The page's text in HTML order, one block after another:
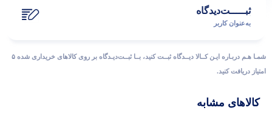
ثبـــــت‌دیدگاه
به‌عنوان کاربر
شمـا هـم دربـاره ایـن کــالا دیــدگاه ثبــت کنید، بــا ثبــت‌دیـدگاه بر روی کالاهای خریداری شده ۵
امتیاز دریافت کنید.
کالاهای مشابه